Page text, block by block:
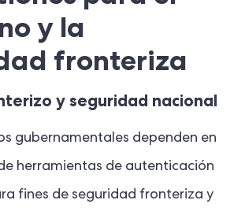
y la
fronteriza
y seguridad nacional
gubernamentales dependen en
herramientas de autenticación
fines de seguridad fronteriza y